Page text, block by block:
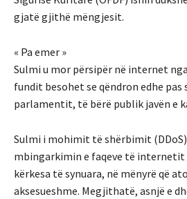
gjatë gjithë mëngjesit.
« Pa emer »
Sulmi u mor përsipër në internet
fundit besohet se qëndron edhe
parlamentit, të bërë publik javën e
Sulmi i mohimit të shërbimit
mbingarkimin e faqeve të internetit
kërkesa të synuara, në mënyrë që
aksesueshme. Megjithatë, asnjë e